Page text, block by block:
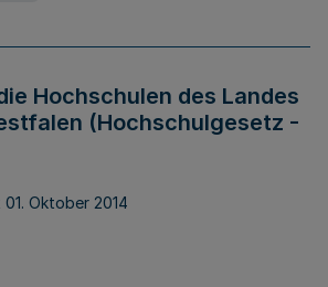
Hochschulen des Landes
(Hochschulgesetz -
01. Oktober 2014